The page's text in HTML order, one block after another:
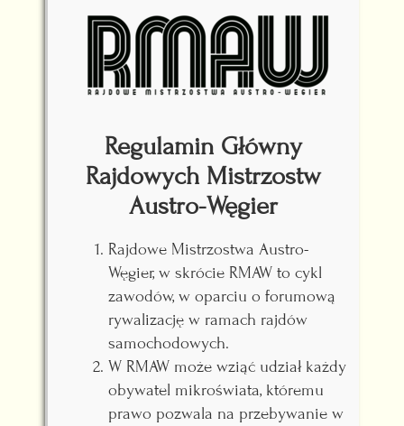
Regulamin Główny
Rajdowych Mistrzostw
Austro-Węgier
Rajdowe Mistrzostwa Austro-
Węgier, w skrócie RMAW to cykl
zawodów, w oparciu o forumową
rywalizację w ramach rajdów
samochodowych.
W RMAW może wziąć udział każdy
obywatel mikroświata, któremu
prawo pozwala na przebywanie w